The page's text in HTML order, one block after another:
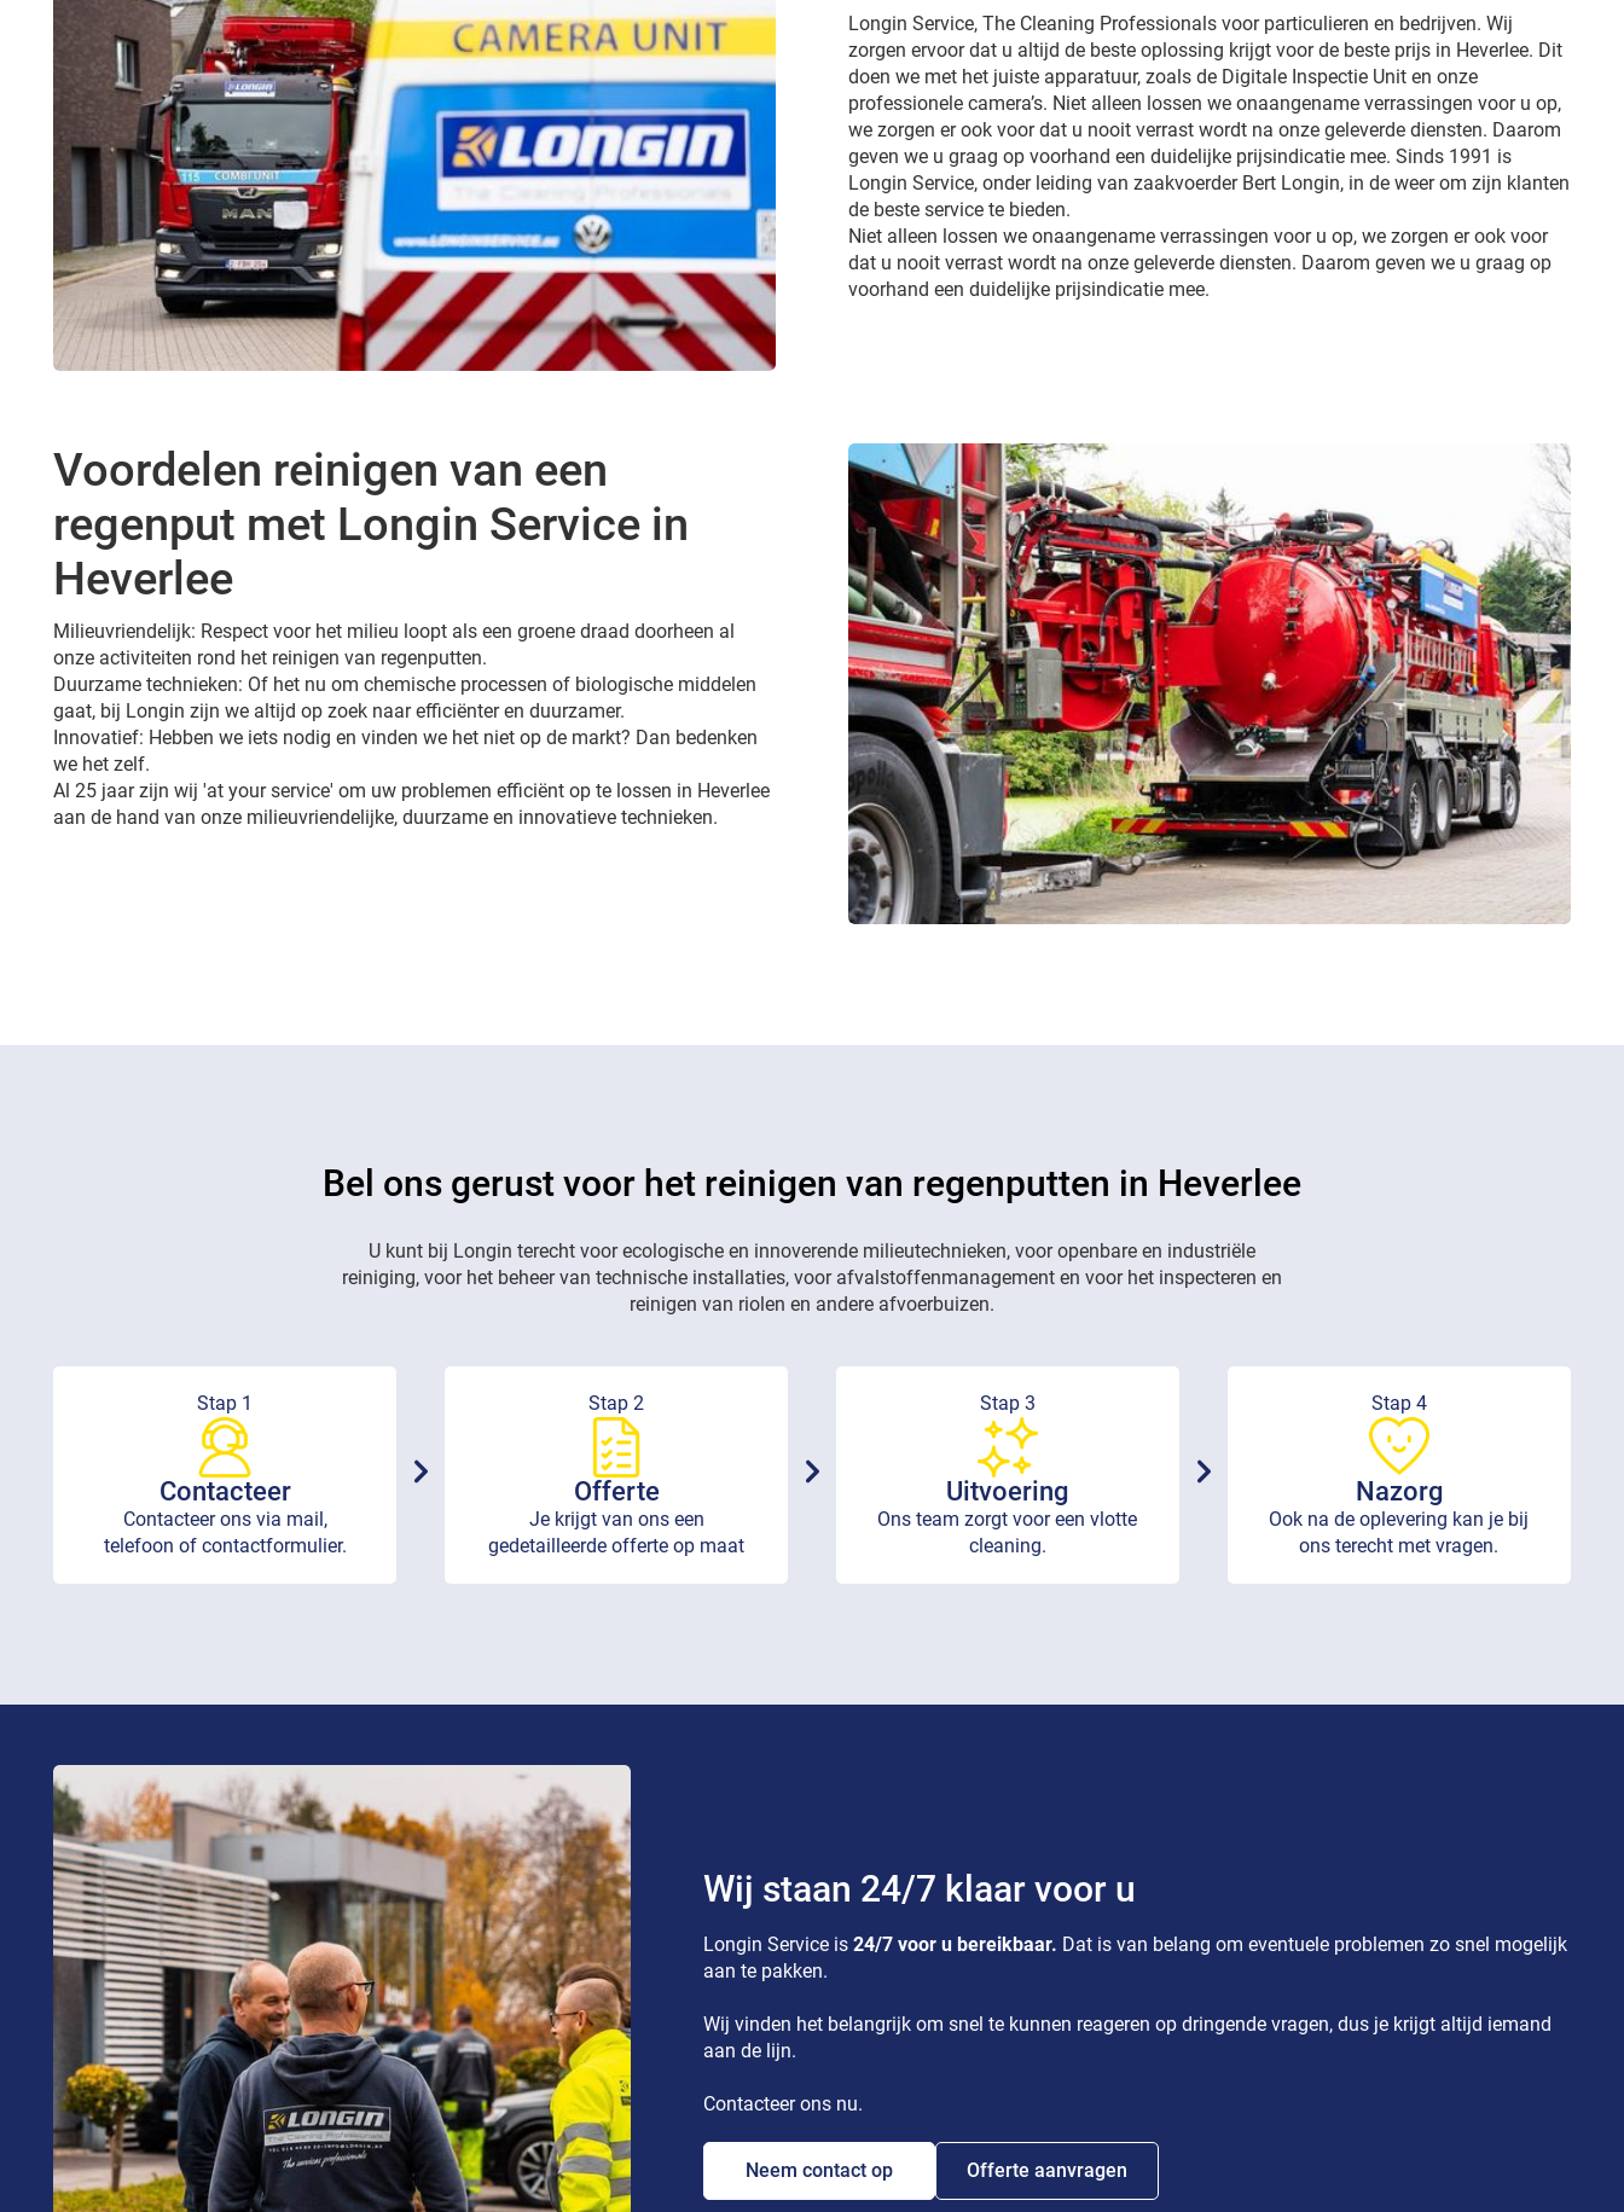
Longin Service, The Cleaning Professionals voor particulieren en bedrijven. Wij
zorgen ervoor dat u altijd de beste oplossing krijgt voor de beste prijs in Heverlee. Dit
doen we met het juiste apparatuur, zoals de Digitale Inspectie Unit en onze
professionele camera’s. Niet alleen lossen we onaangename verrassingen voor u op,
we zorgen er ook voor dat u nooit verrast wordt na onze geleverde diensten. Daarom
geven we u graag op voorhand een duidelijke prijsindicatie mee. Sinds 1991 is
Longin Service, onder leiding van zaakvoerder Bert Longin, in de weer om zijn klanten
de beste service te bieden.
Niet alleen lossen we onaangename verrassingen voor u op, we zorgen er ook voor
dat u nooit verrast wordt na onze geleverde diensten. Daarom geven we u graag op
voorhand een duidelijke prijsindicatie mee.
Voordelen reinigen van een
regenput met Longin Service in
Heverlee
Milieuvriendelijk: Respect voor het milieu loopt als een groene draad doorheen al
onze activiteiten rond het reinigen van regenputten.
Duurzame technieken: Of het nu om chemische processen of biologische middelen
gaat, bij Longin zijn we altijd op zoek naar efficiënter en duurzamer.
Innovatief: Hebben we iets nodig en vinden we het niet op de markt? Dan bedenken
we het zelf.
Al 25 jaar zijn wij 'at your service' om uw problemen efficiënt op te lossen in Heverlee
aan de hand van onze milieuvriendelijke, duurzame en innovatieve technieken.
Bel ons gerust voor het reinigen van regenputten in Heverlee
U kunt bij Longin terecht voor ecologische en innoverende milieutechnieken, voor openbare en industriële
reiniging, voor het beheer van technische installaties, voor afvalstoffenmanagement en voor het inspecteren en
reinigen van riolen en andere afvoerbuizen.
Stap 1
Contacteer
Contacteer ons via mail,
telefoon of contactformulier.
Stap 2
Offerte
Je krijgt van ons een
gedetailleerde offerte op maat
Stap 3
Uitvoering
Ons team zorgt voor een vlotte
cleaning.
Stap 4
Nazorg
Ook na de oplevering kan je bij
ons terecht met vragen.
Wij staan 24/7 klaar voor u
Longin Service is24/7 voor u bereikbaar. Dat is van belang om eventuele problemen zo snel mogelijk
aan te pakken.
Wij vinden het belangrijk om snel te kunnen reageren op dringende vragen, dus je krijgt altijd iemand
aan de lijn.
Contacteer ons nu.
Neem contact op Offerte aanvragen